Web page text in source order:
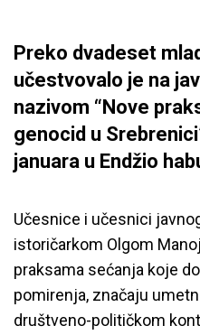
Preko dvadeset
učestvovalo je na
nazivom “Nove
genocid u
januara u Endžio
Učesnice i učesnici
istoričarkom Olgom
praksama sećanja koje
pomirenja, značaju
društveno-političkom